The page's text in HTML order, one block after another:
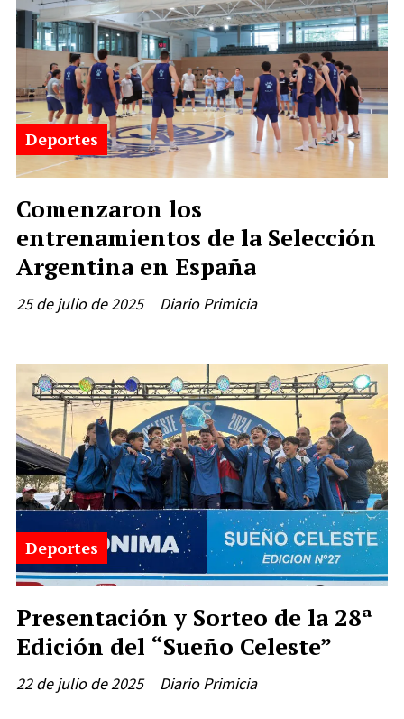
Comenzaron los
entrenamientos de la Selección
Argentina en España
Diario Primicia
Deportes
25 de julio de 2025
Presentación y Sorteo de la 28ª
Edición del “Sueño Celeste”
Diario Primicia
Deportes
22 de julio de 2025